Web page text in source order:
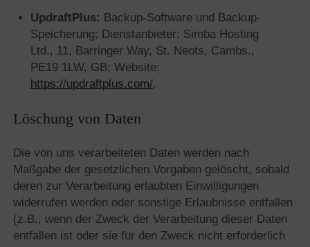
UpdraftPlus: Backup-Software und Backup-
Speicherung; Dienstanbieter: Simba Hosting
Ltd., 11, Barringer Way, St. Neots, Cambs.,
PE19 1LW, GB; Website:
https://updraftplus.com/.
Löschung von Daten
Die von uns verarbeiteten Daten werden nach
Maßgabe der gesetzlichen Vorgaben gelöscht, sobald
deren zur Verarbeitung erlaubten Einwilligungen
widerrufen werden oder sonstige Erlaubnisse entfallen
(z.B., wenn der Zweck der Verarbeitung dieser Daten
entfallen ist oder sie für den Zweck nicht erforderlich